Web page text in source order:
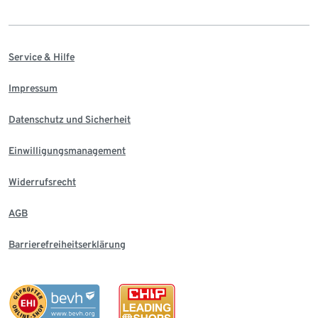
Service & Hilfe
Impressum
Datenschutz und Sicherheit
Einwilligungsmanagement
Widerrufsrecht
AGB
Barrierefreiheitserklärung